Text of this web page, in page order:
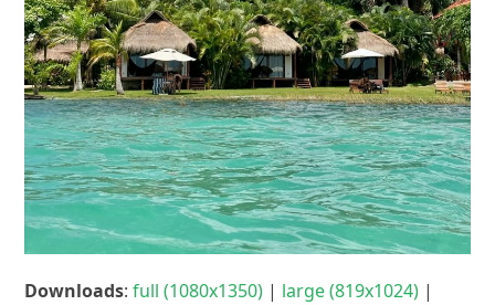
Downloads:full (1080x1350) | large (819x1024) |